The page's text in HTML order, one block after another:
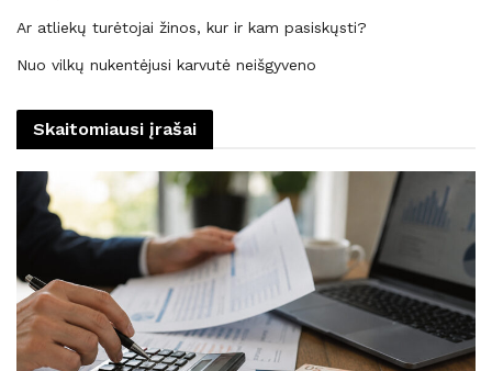
Ar atliekų turėtojai žinos, kur ir kam pasiskųsti?
Nuo vilkų nukentėjusi karvutė neišgyveno
Skaitomiausi įrašai